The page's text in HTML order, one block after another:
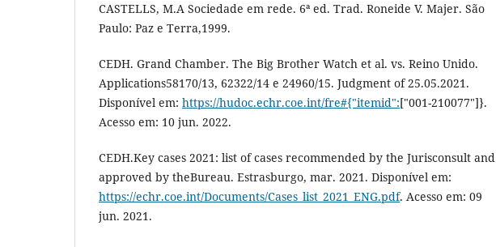
CASTELLS, M.A Sociedade em rede. 6ª ed. Trad. Roneide V. Majer. São
Paulo: Paz e Terra,1999.
CEDH. Grand Chamber. The Big Brother Watch et al. vs. Reino Unido.
Applications58170/13, 62322/14 e 24960/15. Judgment of 25.05.2021.
Disponível em: https://hudoc.echr.coe.int/fre#{"itemid":["001-210077"]}.
Acesso em: 10 jun. 2022.
CEDH.Key cases 2021: list of cases recommended by the Jurisconsult and
approved by theBureau. Estrasburgo, mar. 2021. Disponível em:
https://echr.coe.int/Documents/Cases_list_2021_ENG.pdf. Acesso em: 09
jun. 2021.